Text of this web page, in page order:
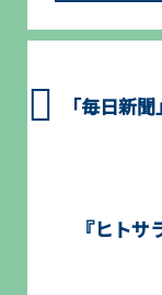
「毎日新
『ヒト